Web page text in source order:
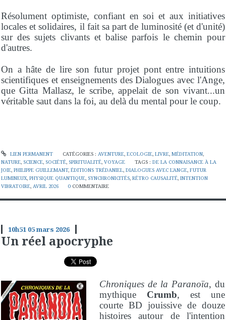
Résolument optimiste, confiant en soi et aux initiatives
locales et solidaires, il fait sa part de luminosité (et d'unité)
sur des sujets clivants et balise parfois le chemin pour
d'autres.
On a hâte de lire son futur projet pont entre intuitions
scientifiques et enseignements des Dialogues avec l'Ange,
que Gitta Mallasz, le scribe, appelait de son vivant...un
véritable saut dans la foi, au delà du mental pour le coup.
LIEN PERMANENT CATÉGORIES : AVENTURE, ECOLOGIE, LIVRE, MÉDITATION,
NATURE, SCIENCE, SOCIÉTÉ, SPIRITUALITÉ, VOYAGE TAGS :DE LA CONNAISANCE À LA
JOIE, PHILIPPE GUILLEMANT, ÉDITIONS TRÉDANIEL, DIALOGUES AVEC L'ANGE, FUTUR
LUMINEUX, PHYSIQUE QUANTIQUE, SYNCHRONICITÉS, RÉTRO CAUSALITÉ, INTENTION
VIBRATOIRE, AVRIL 2026 0 COMMENTAIRE
10h51 05mars 2026
Un réel apocryphe
Chroniques de la Paranoïa, du
mythique Crumb, est une
courte BD jouissive de douze
histoires autour de l'intention